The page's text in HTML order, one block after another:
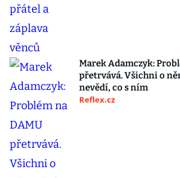
Marek Adamczyk:
přetrvává. Všichni o
nevědí, co s ním
Reflex.cz